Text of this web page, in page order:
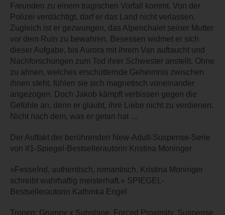
Freunden zu einem tragischen Vorfall kommt. Von der
Polizei verdächtigt, darf er das Land nicht verlassen.
Zugleich ist er gezwungen, das Alpenchalet seiner Mutter
vor dem Ruin zu bewahren. Besessen widmet er sich
dieser Aufgabe, bis Aurora mit ihrem Van auftaucht und
Nachforschungen zum Tod ihrer Schwester anstellt. Ohne
zu ahnen, welches erschütternde Geheimnis zwischen
ihnen steht, fühlen sie sich magnetisch voneinander
angezogen. Doch Jakob kämpft verbissen gegen die
Gefühle an, denn er glaubt, ihre Liebe nicht zu verdienen.
Nicht nach dem, was er getan hat …
Der Auftakt der berührenden New-Adult-Suspense-Serie
von #1-Spiegel-Bestsellerautorin Kristina Moninger
»Fesselnd, authentisch, romantisch. Kristina Moninger
schreibt wahrhaftig meisterhaft.« SPIEGEL-
Bestsellerautorin Kathinka Engel
Tropen: Grumpy x Sunshine, Forced Proximity, Suspense